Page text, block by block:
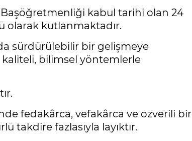
Başöğretmenliği kabul tarihi olan 24
olarak kutlanmaktadır.
sürdürülebilir bir gelişmeye
bilimsel yöntemlerle
fedakârca, vefakârca ve özverili bir
takdire fazlasıyla layıktır.